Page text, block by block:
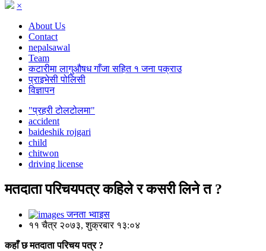
×
About Us
Contact
nepalsawal
Team
कटारीमा लागुऔषध गाँजा सहित १ जना पक्राउ
प्राइभेसी पोलिसी
विज्ञापन
"प्रहरी टोलटोलमा"
accident
baideshik rojgari
child
chitwon
driving license
मतदाता परिचयपत्र कहिले र कसरी लिने त ?
जनता भ्वाइस
११ चैत्र २०७३, शुक्रबार १३:०४
कहाँ छ मतदाता परिचय पत्र ?